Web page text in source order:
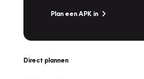
Plan een APK in
Direct plannen